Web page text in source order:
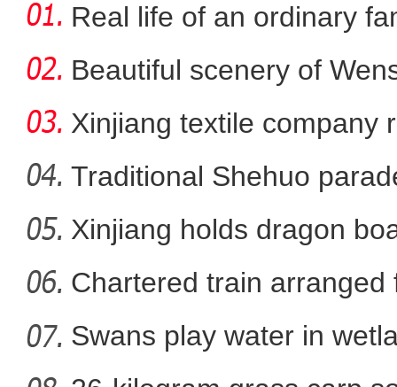
新疆：野生马鹿
Real life of an ordinary
Beautiful scenery of
in
Xinjiang textile company
wort
Traditional Shehuo
Xinjiang holds dragon
Chartered train
Swans play water in